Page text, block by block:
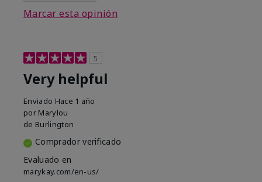
Marcar esta opinión
5
Very helpful
Enviado Hace 1 año
por Marylou
de Burlington
Comprador verificado
Evaluado en
marykay.com/en-us/